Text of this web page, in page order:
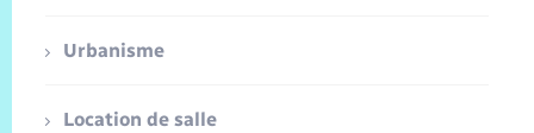
Urbanisme
Location de salle